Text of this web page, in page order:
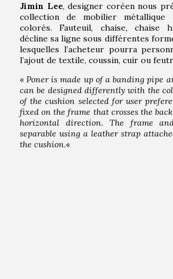
Jimin Lee, designer coréen nous
collection de mobilier
colorés. Fauteuil, chaise, chaise
décline sa ligne sous différentes
lesquelles l’acheteur pourra
l’ajout de textile, coussin, cuir ou
«Poner is made up of a banding pipe
can be designed differently with the
of the cushion selected for user
fixed on the frame that crosses the
horizontal direction. The frame
separable using a leather strap
the cushion.«